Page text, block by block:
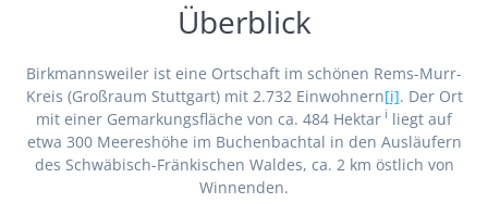
Überblick
Birkmannsweiler ist eine Ortschaft im schönen Rems-Murr-
Kreis (Großraum Stuttgart) mit 2.732 Einwohnern[i]. Der Ort
mit einer Gemarkungsfläche von ca. 484 Hektar i liegt auf
etwa 300 Meereshöhe im Buchenbachtal in den Ausläufern
des Schwäbisch-Fränkischen Waldes, ca. 2 km östlich von
Winnenden.